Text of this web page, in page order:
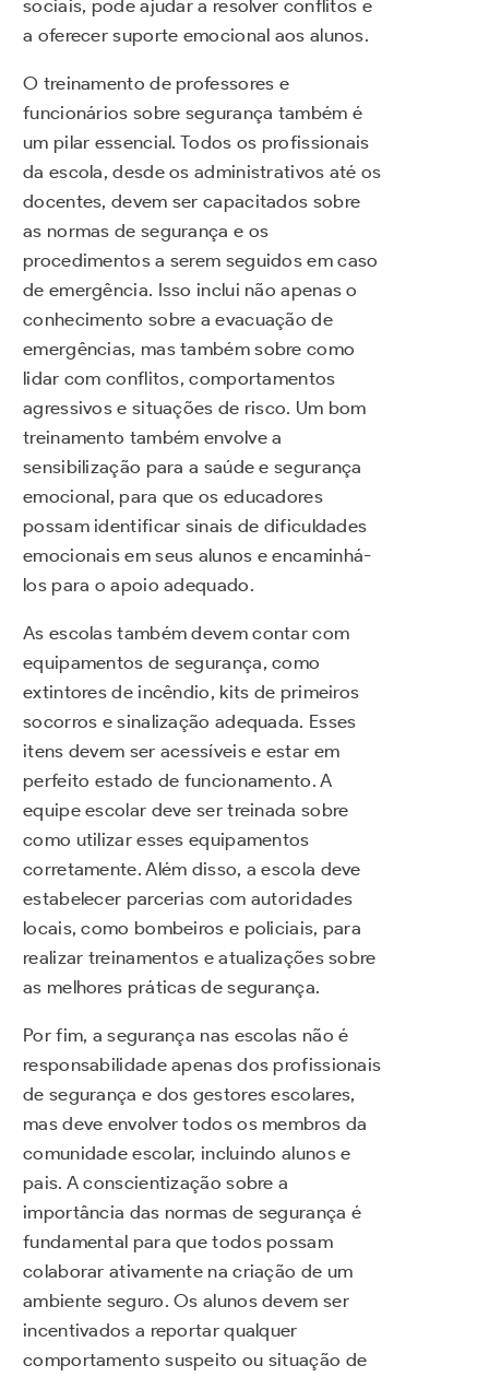
sociais, pode ajudar a resolver conflitos e
a oferecer suporte emocional aos alunos.
O treinamento de professores e
funcionários sobre segurança também é
um pilar essencial. Todos os profissionais
da escola, desde os administrativos até os
docentes, devem ser capacitados sobre
as normas de segurança e os
procedimentos a serem seguidos em caso
de emergência. Isso inclui não apenas o
conhecimento sobre a evacuação de
emergências, mas também sobre como
lidar com conflitos, comportamentos
agressivos e situações de risco. Um bom
treinamento também envolve a
sensibilização para a saúde e segurança
emocional, para que os educadores
possam identificar sinais de dificuldades
emocionais em seus alunos e encaminhá-
los para o apoio adequado.
As escolas também devem contar com
equipamentos de segurança, como
extintores de incêndio, kits de primeiros
socorros e sinalização adequada. Esses
itens devem ser acessíveis e estar em
perfeito estado de funcionamento. A
equipe escolar deve ser treinada sobre
como utilizar esses equipamentos
corretamente. Além disso, a escola deve
estabelecer parcerias com autoridades
locais, como bombeiros e policiais, para
realizar treinamentos e atualizações sobre
as melhores práticas de segurança.
Por fim, a segurança nas escolas não é
responsabilidade apenas dos profissionais
de segurança e dos gestores escolares,
mas deve envolver todos os membros da
comunidade escolar, incluindo alunos e
pais. A conscientização sobre a
importância das normas de segurança é
fundamental para que todos possam
colaborar ativamente na criação de um
ambiente seguro. Os alunos devem ser
incentivados a reportar qualquer
comportamento suspeito ou situação de